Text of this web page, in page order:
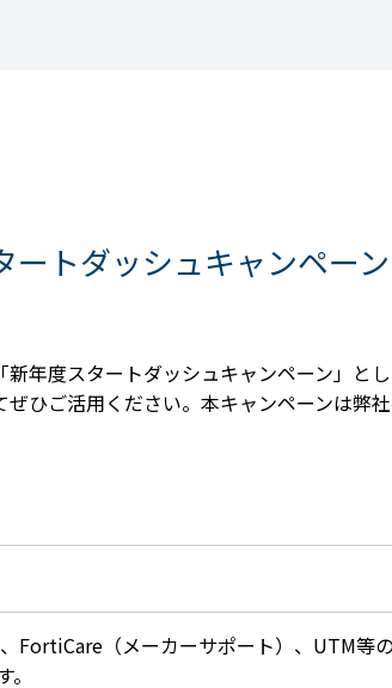
トダッシュキャンペー
年度スタートダッシュキャンペーン」とし
ひご活用ください。本キャンペーンは弊社
FortiCare （メーカーサポート）、 UTM等